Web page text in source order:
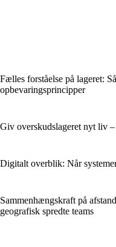
Fælles forståelse på lageret:
opbevaringsprincipper
Giv overskudslageret nyt liv
Digitalt overblik: Når
Sammenhængskraft på
geografisk spredte teams